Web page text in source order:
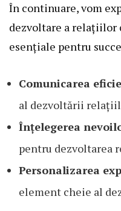
În continuare, vom
dezvoltare a relațiilor
esențiale pentru
Comunicarea
al dezvoltării
Înțelegerea
pentru dezvoltarea
Personalizarea
element cheie al